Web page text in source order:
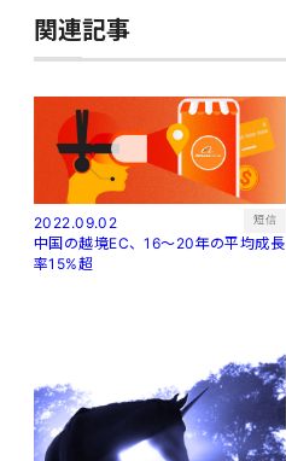
関連記事
2022.09.02 短信
中国の越境EC、16～20年の平均成長
率15%超